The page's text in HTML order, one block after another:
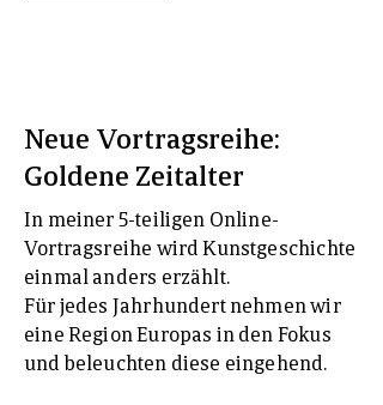
Neue Vortragsreihe:
Goldene Zeitalter
In meiner 5-teiligen Online-
Vortragsreihe wird Kunstgeschichte
einmal anders erzählt.
Für jedes Jahrhundert nehmen wir
eine Region Europas in den Fokus
und beleuchten diese eingehend.